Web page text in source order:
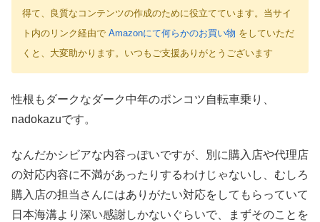
得て、良質なコンテンツの作成のために役立てています。当サイ
ト内のリンク経由で Amazonにて何らかのお買い物 をしていただ
くと、大変助かります。いつもご支援ありがとうございます
性根もダークなダーク中年のポンコツ自転車乗り、
nadokazuです。
なんだかシビアな内容っぽいですが、別に購入店や代理店
の対応内容に不満があったりするわけじゃないし、むしろ
購入店の担当さんにはありがたい対応をしてもらっていて
日本海溝より深い感謝しかないぐらいで、まずそのことを